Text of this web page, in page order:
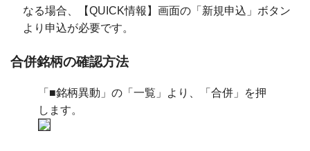
なる場合、【QUICK情報】画面の「新規申込」ボタン
より申込が必要です。
合併銘柄の確認方法
「■銘柄異動」の「一覧」より、「合併」を押
します。